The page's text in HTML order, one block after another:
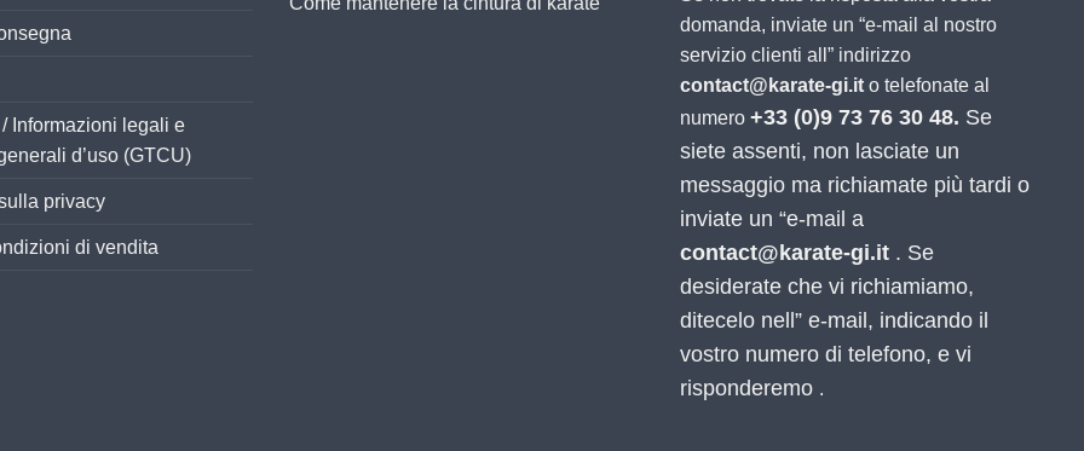
Informazioni legali e
d’uso (GTCU)
privacy
di vendita
domanda, inviate un “e-mail al nostro
servizio clienti all” indirizzo
contact@karate-gi.it o telefonate al
numero +33 (0)9 73 76 30 48. Se
siete assenti, non lasciate un
messaggio ma richiamate più tardi o
inviate un “e-mail a
contact@karate-gi.it . Se
desiderate che vi richiamiamo,
ditecelo nell” e-mail, indicando il
vostro numero di telefono, e vi
risponderemo .